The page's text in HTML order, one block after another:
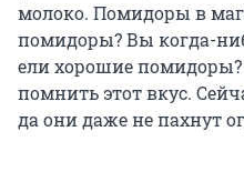
молоко. Помидоры в
помидоры? Вы когда-
ели хорошие
помнить этот вкус.
да они даже не пахнут